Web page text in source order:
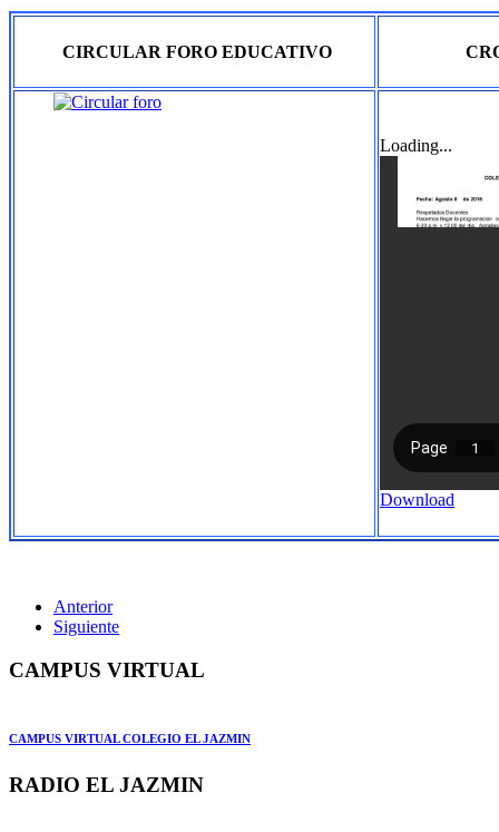
CIRCULAR FORO EDUCATIVO
Loading...
Download
Anterior
Siguiente
CAMPUS VIRTUAL
CAMPUS VIRTUAL COLEGIO EL JAZMIN
RADIO EL JAZMIN